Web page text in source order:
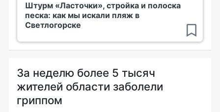
Штурм «Ласточки», стройка и полоска
песка: как мы искали пляж в
Светлогорске
За неделю более 5 тысяч
жителей области заболели
гриппом